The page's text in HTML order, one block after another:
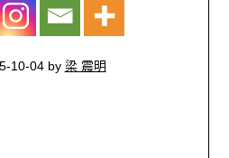
10-04 by 梁 震明